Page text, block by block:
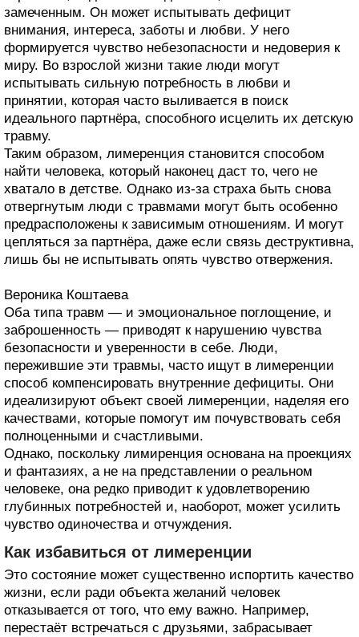
замеченным. Он может испытывать дефицит
внимания, интереса, заботы и любви. У него
формируется чувство небезопасности и недоверия к
миру. Во взрослой жизни такие люди могут
испытывать сильную потребность в любви и
принятии, которая часто выливается в поиск
идеального партнёра, способного исцелить их детскую
травму.
Таким образом, лимеренция становится способом
найти человека, который наконец даст то, чего не
хватало в детстве. Однако из-за страха быть снова
отвергнутым люди с травмами могут быть особенно
предрасположены к зависимым отношениям. И могут
цепляться за партнёра, даже если связь деструктивна,
лишь бы не испытывать опять чувство отвержения.
Вероника Коштаева
Оба типа травм — и эмоциональное поглощение, и
заброшенность — приводят к нарушению чувства
безопасности и уверенности в себе. Люди,
пережившие эти травмы, часто ищут в лимеренции
способ компенсировать внутренние дефициты. Они
идеализируют объект своей лимеренции, наделяя его
качествами, которые помогут им почувствовать себя
полноценными и счастливыми.
Однако, поскольку лимиренция основана на проекциях
и фантазиях, а не на представлении о реальном
человеке, она редко приводит к удовлетворению
глубинных потребностей и, наоборот, может усилить
чувство одиночества и отчуждения.
Как избавиться от лимеренции
Это состояние может существенно испортить качество
жизни, если ради объекта желаний человек
отказывается от того, что ему важно. Например,
перестаёт встречаться с друзьями, забрасывает